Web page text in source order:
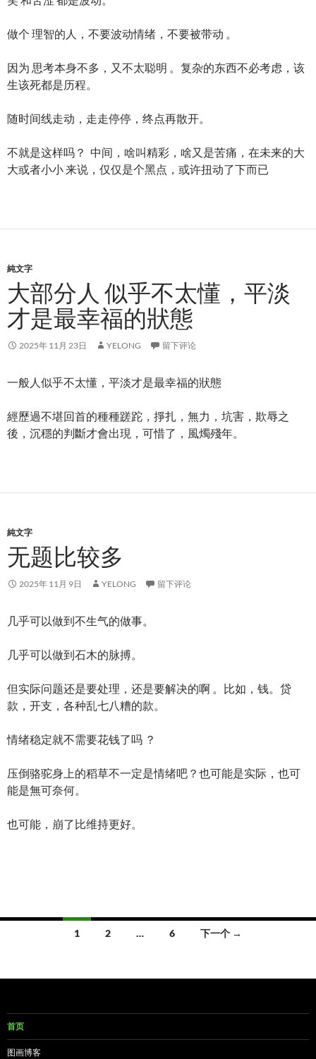
做个 理智的人，不要波动情绪，不要被带动 。
因为 思考本身不多，又不太聪明 。复杂的东西不必考虑，该
生该死都是历程。
随时间线走动，走走停停，终点再散开。
不就是这样吗？ 中间，啥叫精彩，啥又是苦痛，在未来的大
大或者小小 来说，仅仅是个黑点，或许扭动了下而已
純文字
大部分人 似乎不太懂，平淡
才是最幸福的狀態
2025年 11月 23日 YELONG 留下评论
一般人似乎不太懂，平淡才是最幸福的狀態
經歷過不堪回首的種種蹉跎，掙扎，無力，坑害，欺辱之
後，沉穩的判斷才會出現，可惜了，風燭殘年。
純文字
无题比较多
2025年 11月 9日 YELONG 留下评论
几乎可以做到不生气的做事。
几乎可以做到石木的脉搏。
但实际问题还是要处理，还是要解决的啊 。比如，钱。贷
款，开支，各种乱七八糟的款。
情绪稳定就不需要花钱了吗 ？
压倒骆驼身上的稻草不一定是情绪吧？也可能是实际，也可
能是無可奈何。
也可能，崩了比维持更好。
导
1 2 … 6 下一个 →
首页
图画博客